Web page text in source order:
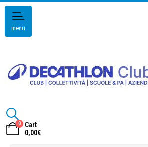
menu
0
Cart
0,00€